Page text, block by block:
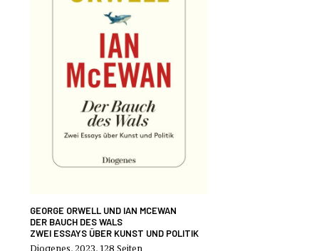
GEORGE ORWELL UND IAN MCEWAN
DER BAUCH DES WALS
ZWEI ESSAYS ÜBER KUNST UND POLITIK
Diogenes, 2023, 128 Seiten